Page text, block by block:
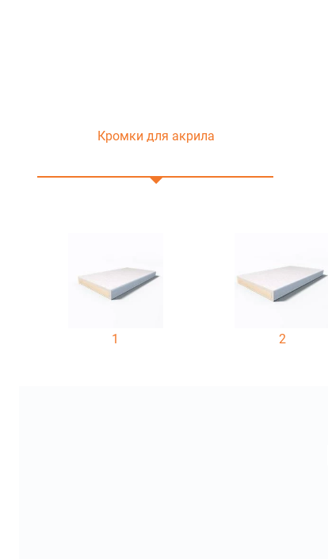
Кромки для акрила
1 2